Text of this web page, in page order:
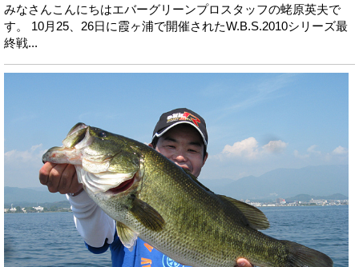
みなさんこんにちはエバーグリーンプロスタッフの蛯原英夫で
す。 10月25、26日に霞ヶ浦で開催されたW.B.S.2010シリーズ最
終戦...